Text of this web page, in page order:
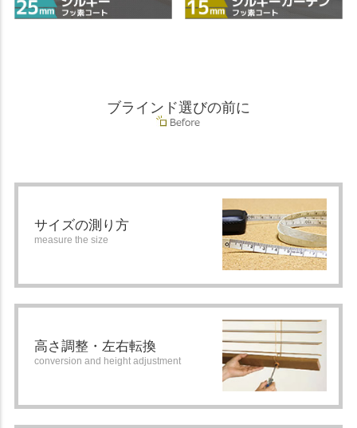
ブラインド選びの前に
サイズの測り方
measure the size
高さ調整・左右転換
conversion and height adjustment